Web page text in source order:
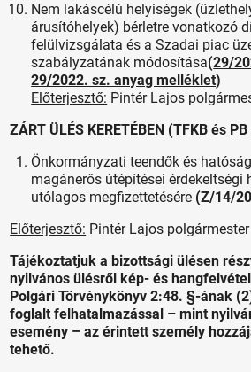
Nem lakáscélú helyiségek
árusítóhelyek) bérletre vonatkozó
felülvizsgálata és a Szadai piac
szabályzatának módosítása(29/
29/2022. sz. anyag melléklet)
Előterjesztő: Pintér Lajos
ZÁRT ÜLÉS KERETÉBEN (TFKB és
Önkormányzati teendők és
magánerős útépítései érdekeltségi
utólagos megfizettetésére (Z/14/
Előterjesztő: Pintér Lajos polgármester
Tájékoztatjuk a bizottsági ülésen
nyilvános ülésről kép- és
Polgári Törvénykönyv 2:48. §-ának
foglalt felhatalmazással – mint
esemény – az érintett személy
tehető.